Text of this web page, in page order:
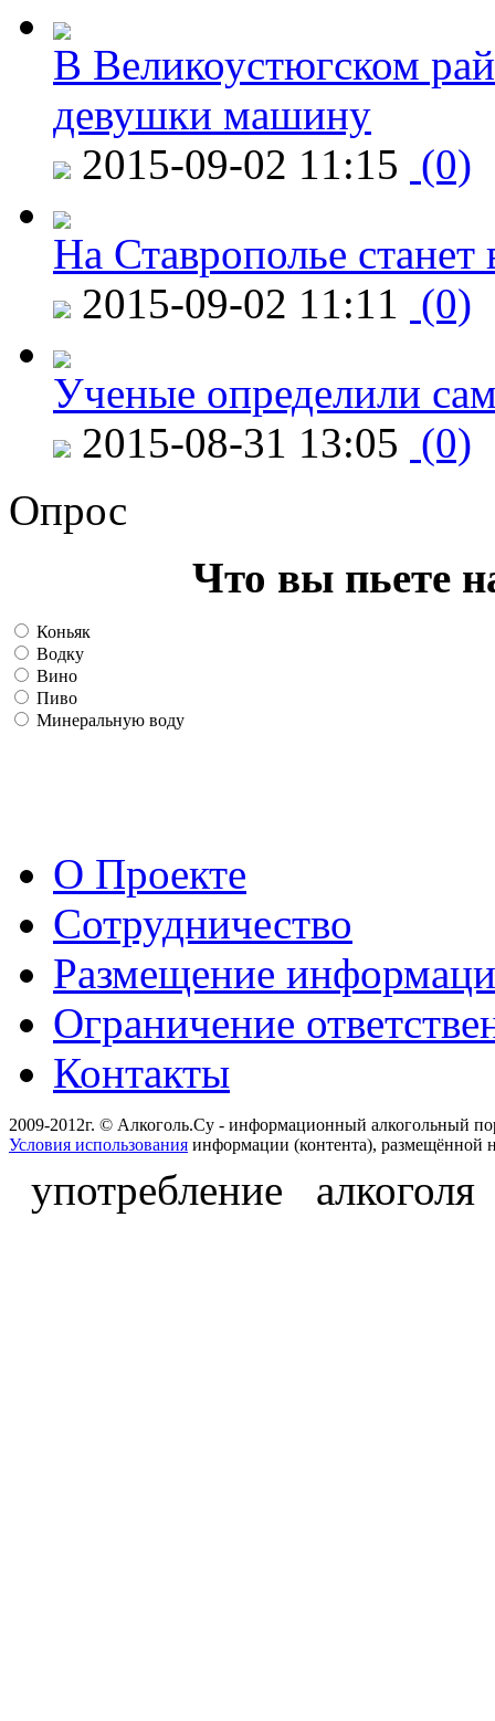
В Великоустюгском
девушки машину
2015-09-02 11:15 (0)
На Ставрополье
2015-09-02 11:11 (0)
Ученые определили
2015-08-31 13:05 (0)
Опрос
Что вы пьете
Коньяк
Водку
Вино
Пиво
Минеральную воду
О Проекте
Сотрудничество
Размещение
Ограничение
Контакты
2009-2012г. © Алкоголь.Су - информационный алкогольный
Условия использования информации (контента), размещённой
употребление